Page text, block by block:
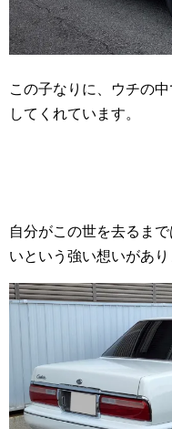
この子なりに、ウチの
してくれています。
自分がこの世を去るま
いという強い想いがあり